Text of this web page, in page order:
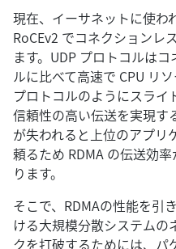
現在、イーサネットに使わ
RoCEv2 でコネクションレ
ます。UDP プロトコルは
ルに比べて高速で CPU リ
プロトコルのようにスラ
信頼性の高い伝送を実現す
が失われると上位のアプリ
頼るため RDMA の伝送効
ります。
そこで、RDMAの性能を引
ける大規模分散システムの
クを打破するためには、パ